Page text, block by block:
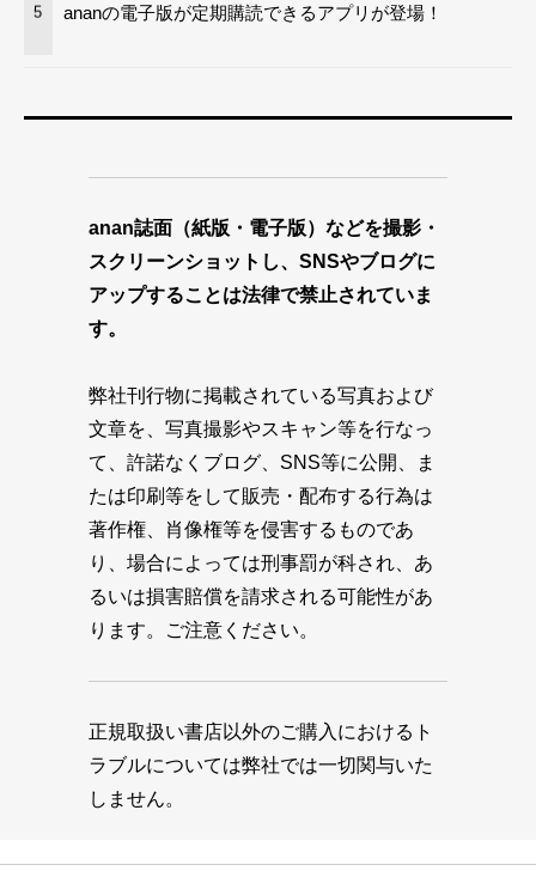
5 ananの電子版が定期購読できるアプリが登場！
anan誌面（紙版・電子版）などを撮影・
スクリーンショットし、SNSやブログに
アップすることは法律で禁止されていま
す。
弊社刊行物に掲載されている写真および
文章を、写真撮影やスキャン等を行なっ
て、許諾なくブログ、SNS等に公開、ま
たは印刷等をして販売・配布する行為は
著作権、肖像権等を侵害するものであ
り、場合によっては刑事罰が科され、あ
るいは損害賠償を請求される可能性があ
ります。ご注意ください。
正規取扱い書店以外のご購入におけるト
ラブルについては弊社では一切関与いた
しません。